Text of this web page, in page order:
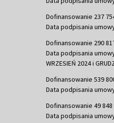
Dofinansowanie 237
Data podpisania
Dofinansowanie 290
Data podpisania
WRZESIEŃ 2024 i
Dofinansowanie 539
Data podpisania
Dofinansowanie 49 848
Data podpisania